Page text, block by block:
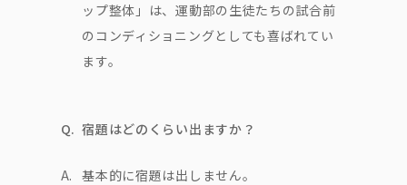
ップ整体」は、運動部の生徒たちの試合前
のコンディショニングとしても喜ばれてい
ます。
Q. 宿題はどのくらい出ますか？
A.
基本的に宿題は出しません。